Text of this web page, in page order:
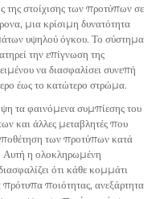
της στοίχισης των προτύπων σε
μια κρίσιμη δυνατότητα
υψηλού όγκου. Το σύστημα
την επίγνωση της
να διασφαλίσει συνεπή
έως το κατώτερο στρώμα.
τα φαινόμενα συμπίεσης του
και άλλες μεταβλητές που
των προτύπων κατά
Αυτή η ολοκληρωμένη
ότι κάθε κομμάτι
ποιότητας, ανεξάρτητα